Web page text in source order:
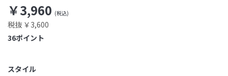
￥3,960
税抜 ￥3,600
ポイント
36
スタイル